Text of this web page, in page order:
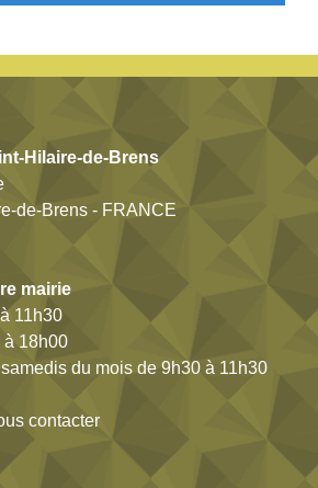
Hilaire-de-Brens
de-Brens - FRANCE
mairie
11h30
à 18h00
du mois de 9h30 à 11h30
contacter